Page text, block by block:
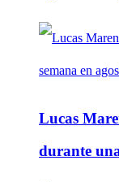
Lucas
durante